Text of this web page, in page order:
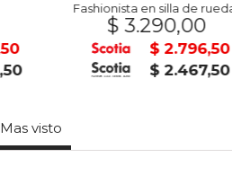
Fashionista en silla de ruedas
$ 3.290,00
$ 2.796,50
$ 2.467,50
Mas visto